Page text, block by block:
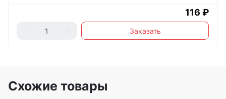
116 ₽
Заказать
Схожие товары